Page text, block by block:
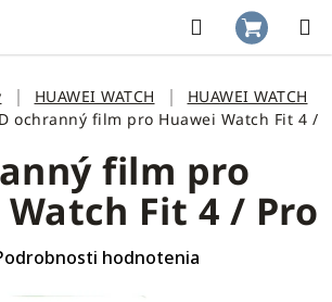
Hľadať
KOŠÍK
HUAWEI WATCH
HUAWEI WATCH
ochranný film pro Huawei Watch Fit 4 /
film pro
Fit 4 / Pro
hodnotenia